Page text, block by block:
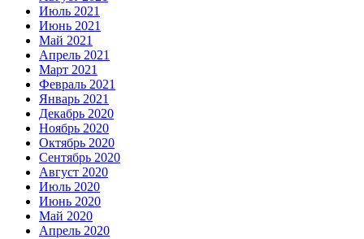
Июль 2021
Июнь 2021
Май 2021
Апрель 2021
Март 2021
Февраль 2021
Январь 2021
Декабрь 2020
Ноябрь 2020
Октябрь 2020
Сентябрь 2020
Август 2020
Июль 2020
Июнь 2020
Май 2020
Апрель 2020